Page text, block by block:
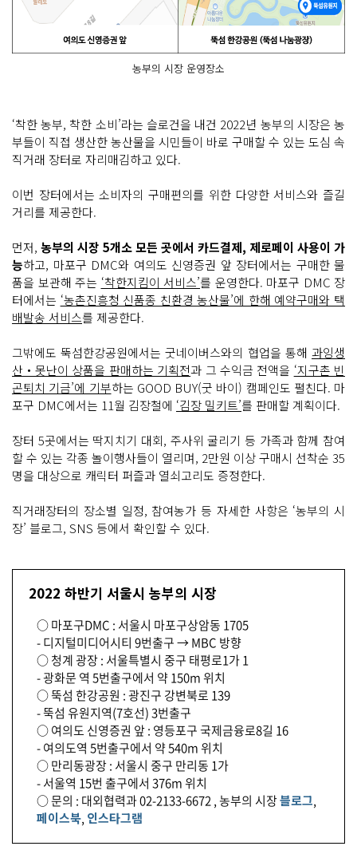
농부의 시장 운영장소
‘착한 농부, 착한 소비’라는 슬로건을 내건 2022년 농부의 시장은 농
부들이 직접 생산한 농산물을 시민들이 바로 구매할 수 있는 도심 속
직거래 장터로 자리매김하고 있다.
이번 장터에서는 소비자의 구매편의를 위한 다양한 서비스와 즐길
거리를 제공한다.
먼저, 농부의 시장 5개소 모든 곳에서 카드결제, 제로페이 사용이 가
능하고, 마포구 DMC와 여의도 신영증권 앞 장터에서는 구매한 물
품을 보관해 주는 ‘착한지킴이 서비스’를 운영한다. 마포구 DMC 장
터에서는 ‘농촌진흥청 신품종 친환경 농산물’에 한해 예약구매와 택
배발송 서비스를 제공한다.
그밖에도 뚝섬한강공원에서는 굿네이버스와의 협업을 통해 과잉생
산‧못난이 상품을 판매하는 기획전과 그 수익금 전액을 ‘지구촌 빈
곤퇴치 기금’에 기부하는 GOOD BUY(굿 바이) 캠페인도 펼친다. 마
포구 DMC에서는 11월 김장철에 ‘김장 밀키트’를 판매할 계획이다.
장터 5곳에서는 딱지치기 대회, 주사위 굴리기 등 가족과 함께 참여
할 수 있는 각종 놀이행사들이 열리며, 2만원 이상 구매시 선착순 35
명을 대상으로 캐릭터 퍼즐과 열쇠고리도 증정한다.
직거래장터의 장소별 일정, 참여농가 등 자세한 사항은 ‘농부의 시
장’ 블로그, SNS 등에서 확인할 수 있다.
2022 하반기 서울시 농부의 시장
○ 마포구DMC : 서울시 마포구상암동 1705
- 디지털미디어시티 9번출구 → MBC 방향
○ 청계 광장 : 서울특별시 중구 태평로1가 1
- 광화문 역 5번출구에서 약 150m 위치
○ 뚝섬 한강공원 : 광진구 강변북로 139
- 뚝섬 유원지역(7호선) 3번출구
○ 여의도 신영증권 앞 : 영등포구 국제금융로8길 16
- 여의도역 5번출구에서 약 540m 위치
○ 만리동광장 : 서울시 중구 만리동 1가
- 서울역 15번 출구에서 376m 위치
○ 문의 : 대외협력과 02-2133-6672 , 농부의 시장블로그,
페이스북, 인스타그램